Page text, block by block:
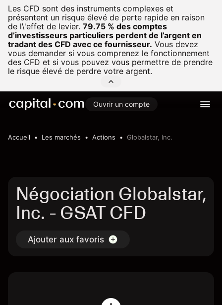
Les CFD sont des instruments complexes et
présentent un risque élevé de perte rapide en raison
de l\'effet de levier. 79.75 % des comptes
d’investisseurs particuliers perdent de l’argent en
tradant des CFD avec ce fournisseur. Vous devez
vous demander si vous comprenez le fonctionnement
des CFD et si vous pouvez vous permettre de prendre
le risque élevé de perdre votre argent.
Ouvrir un compte
Accueil Les marchés Actions Globalstar, Inc.
Négociation Globalstar,
Inc. - GSAT CFD
Ajouter aux favoris